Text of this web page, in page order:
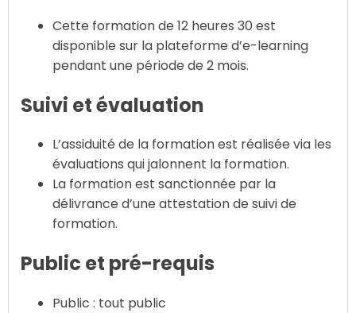
Cette formation de 12 heures 30 est
disponible sur la plateforme d’e-learning
pendant une période de 2 mois.
Suivi et évaluation
L’assiduité de la formation est réalisée via les
évaluations qui jalonnent la formation.
La formation est sanctionnée par la
délivrance d’une attestation de suivi de
formation.
Public et pré-requis
Public : tout public